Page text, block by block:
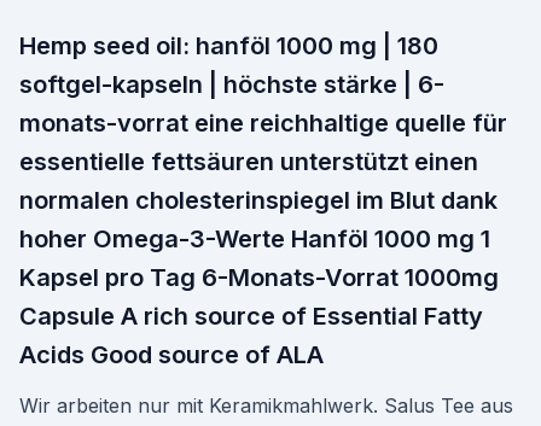
Hemp seed oil: hanföl 1000 mg | 180
softgel-kapseln | höchste stärke | 6-
monats-vorrat eine reichhaltige quelle für
essentielle fettsäuren unterstützt einen
normalen cholesterinspiegel im Blut dank
hoher Omega-3-Werte Hanföl 1000 mg 1
Kapsel pro Tag 6-Monats-Vorrat 1000mg
Capsule A rich source of Essential Fatty
Acids Good source of ALA
Wir arbeiten nur mit Keramikmahlwerk. Salus Tee aus